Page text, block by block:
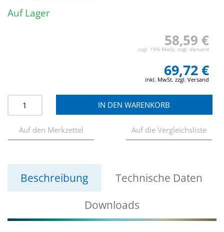
Auf Lager
58,59 €
zzgl. 19% MwSt. zzgl. Versand
69,72 €
inkl. MwSt. zzgl. Versand
Beschreibung
Technische Daten
Downloads